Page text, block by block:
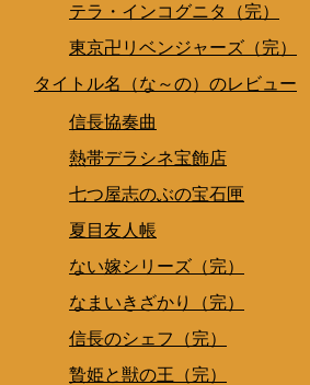
テラ・インコグニタ（完）
東京卍リベンジャーズ（完）
タイトル名（な～の）のレビュー
信長協奏曲
熱帯デラシネ宝飾店
七つ屋志のぶの宝石匣
夏目友人帳
ない嫁シリーズ（完）
なまいきざかり（完）
信長のシェフ（完）
贄姫と獣の王（完）